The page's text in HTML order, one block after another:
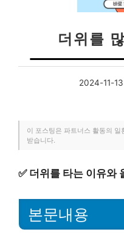
더위를
2024-11-13
이 포스팅은 파트너스 활동의
받습니다.
✅ 더위를 타는 이유와
본문내용